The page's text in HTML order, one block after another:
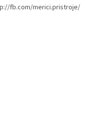
fb.com/merici.pristroje/